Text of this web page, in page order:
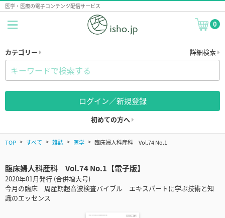
医学・医療の電子コンテンツ配信サービス
0
カテゴリー 詳細検索
ログイン／新規登録
初めての方へ
TOP すべて 雑誌 医学 臨床婦人科産科 Vol.74 No.1
臨床婦人科産科 Vol.74 No.1【電子版】
2020年01月発行 (合併増大号)
今月の臨床 周産期超音波検査バイブル エキスパートに学ぶ技術と知
識のエッセンス